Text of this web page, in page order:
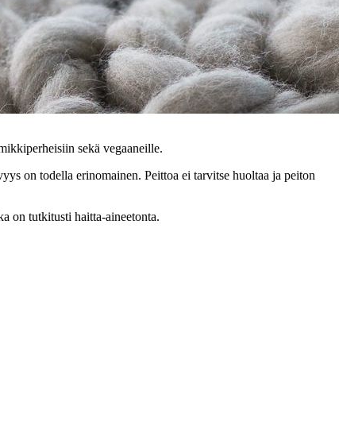
sekä vegaaneille.
on todella erinomainen. Peittoa ei tarvitse huoltaa ja peiton
on tutkitusti haitta-aineetonta.